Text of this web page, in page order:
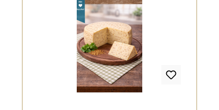
Lab), Sonnenblumenöl*, Zwiebeln*,
Petersilie* ** aus kontrolliert
ökologischem Anbau